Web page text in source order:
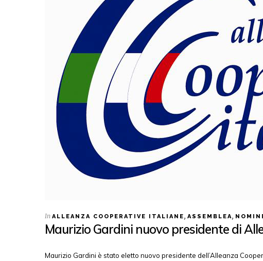
In ALLEANZA COOPERATIVE ITALIANE , ASSEMBLEA,
Maurizio Gardini nuovo presidente di
Maurizio Gardini è stato eletto nuovo presidente dell’Alleanza